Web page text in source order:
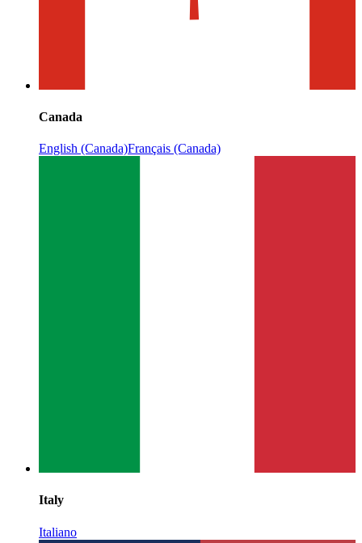
Canada
English (Canada)Français (Canada)
Italy
Italiano